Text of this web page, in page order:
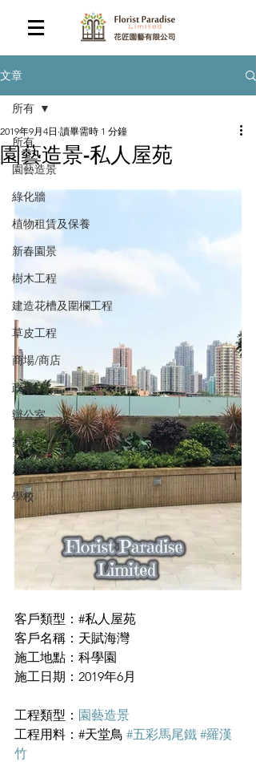
文章
所有
園藝造景
綠化牆
植物租賃及保養
新春園景
樹木工程
建造花槽及圍欄工程
草皮工程
商場/商店
政府
辦公室
家居
屋苑
學校
所有
園藝造景-私人屋苑
2019年9月4日 讀畢需時 1 分鐘
客戶類型：#私人屋苑
客戶名稱：天賦海灣
施工地點：科學園
施工日期：2019年6月
工程類型： 園藝造景
工程用料：#天堂鳥 #五彩馬尾鐵 #羅漢
竹